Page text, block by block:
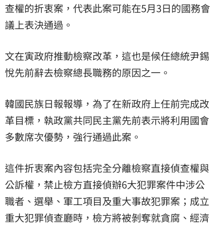
查權的折衷案，代表此案可能在5月3日的國務會
議上表決通過。
文在寅政府推動檢察改革，這也是候任總統尹錫
悅先前辭去檢察總長職務的原因之一。
韓國民族日報報導，為了在新政府上任前完成改
革目標，執政黨共同民主黨先前表示將利用國會
多數席次優勢，強行通過此案。
這件折衷案內容包括完全分離檢察直接偵查權與
公訴權，禁止檢方直接偵辦6大犯罪案件中涉公
職者、選舉、軍工項目及重大事故犯罪案；成立
重大犯罪偵查廳時，檢方將被剝奪就貪腐、經濟